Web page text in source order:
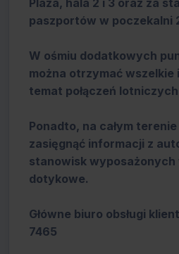
Plaza, hala 2 i 3 oraz za
paszportów w poczekalni
W ośmiu dodatkowych
można otrzymać wszelkie
temat połączeń
Ponadto, na całym
zasięgnąć informacji z
stanowisk wyposażonych
dotykowe.
Główne biuro obsługi
7465